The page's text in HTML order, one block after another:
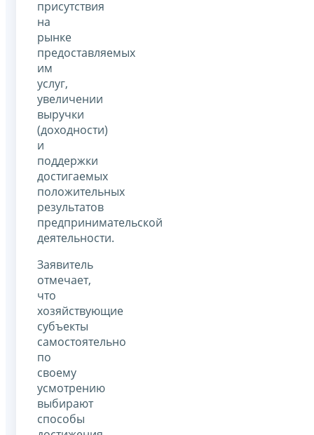
присутствия
на
рынке
предоставляемых
им
услуг,
увеличении
выручки
(доходности)
и
поддержки
достигаемых
положительных
результатов
предпринимательской
деятельности.
Заявитель
отмечает,
что
хозяйствующие
субъекты
самостоятельно
по
своему
усмотрению
выбирают
способы